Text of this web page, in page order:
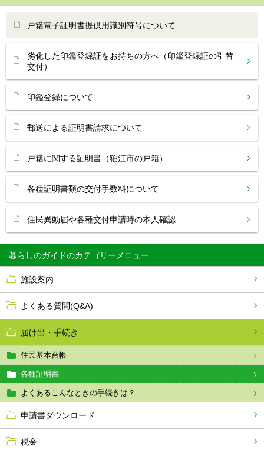
暮らしのガイド
施設案内
よくある質問(Q&A)
届け出・手続き
住民基本台帳
各種証明書
よくあるこんなときの手続きは？
申請書ダウンロード
税金
戸籍電子証明書提供用識別符号について
劣化した印鑑登録証をお持ちの方へ（印鑑登録証の引替
交付）
印鑑登録について
郵送による証明書請求について
戸籍に関する証明書（狛江市の戸籍）
各種証明書類の交付手数料について
住民異動届や各種交付申請時の本人確認